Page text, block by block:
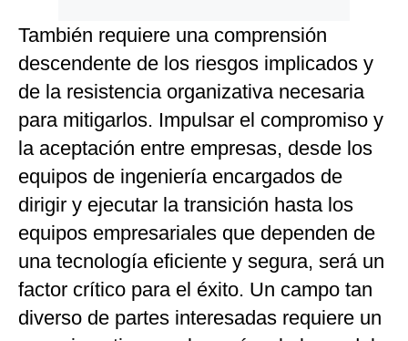
También requiere una comprensión
descendente de los riesgos implicados y
de la resistencia organizativa necesaria
para mitigarlos. Impulsar el compromiso y
la aceptación entre empresas, desde los
equipos de ingeniería encargados de
dirigir y ejecutar la transición hasta los
equipos empresariales que dependen de
una tecnología eficiente y segura, será un
factor crítico para el éxito. Un campo tan
diverso de partes interesadas requiere un